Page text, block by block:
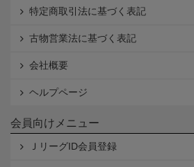
特定商取引法に基づく表記
古物営業法に基づく表記
会社概要
ヘルプページ
会員向けメニュー
ＪリーグID会員登録